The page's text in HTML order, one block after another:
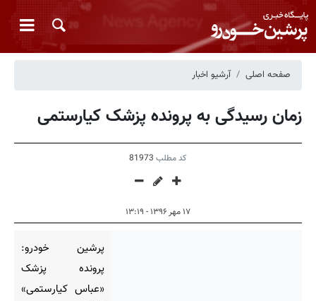
صفحه اصلی آرشیو اخبار
زمان رسیدگی به پرونده پزشک کیارستمی
کد مطلب 81973
۱۷ مهر ۱۳۹۶ - ۱۳:۱۹
پرشین خودرو:
پرونده پزشک
«عباس کیارستمی»